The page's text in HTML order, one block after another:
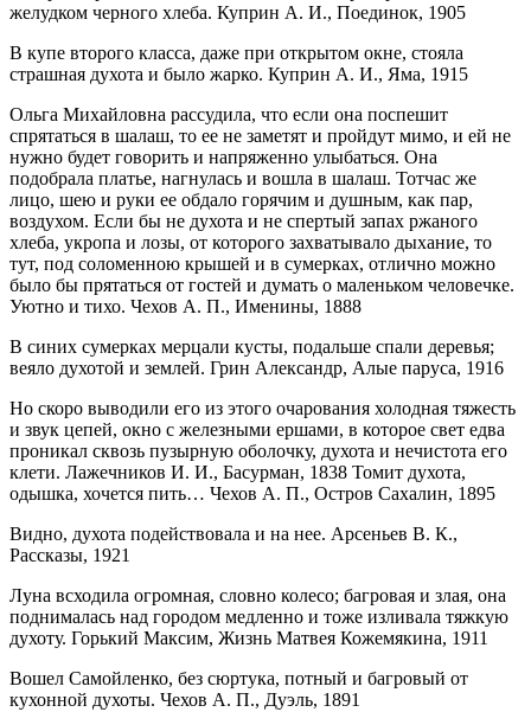
желудком черного хлеба. Куприн А. И., Поединок, 1905
В купе второго класса, даже при открытом окне, стояла
страшная духота и было жарко. Куприн А. И., Яма, 1915
Ольга Михайловна рассудила, что если она поспешит
спрятаться в шалаш, то ее не заметят и пройдут мимо, и ей не
нужно будет говорить и напряженно улыбаться. Она
подобрала платье, нагнулась и вошла в шалаш. Тотчас же
лицо, шею и руки ее обдало горячим и душным, как пар,
воздухом. Если бы не духота и не спертый запах ржаного
хлеба, укропа и лозы, от которого захватывало дыхание, то
тут, под соломенною крышей и в сумерках, отлично можно
было бы прятаться от гостей и думать о маленьком человечке.
Уютно и тихо. Чехов А. П., Именины, 1888
В синих сумерках мерцали кусты, подальше спали деревья;
веяло духотой и землей. Грин Александр, Алые паруса, 1916
Но скоро выводили его из этого очарования холодная тяжесть
и звук цепей, окно с железными ершами, в которое свет едва
проникал сквозь пузырную оболочку, духота и нечистота его
клети. Лажечников И. И., Басурман, 1838 Томит духота,
одышка, хочется пить… Чехов А. П., Остров Сахалин, 1895
Видно, духота подействовала и на нее. Арсеньев В. К.,
Рассказы, 1921
Луна всходила огромная, словно колесо; багровая и злая, она
поднималась над городом медленно и тоже изливала тяжкую
духоту. Горький Максим, Жизнь Матвея Кожемякина, 1911
Вошел Самойленко, без сюртука, потный и багровый от
кухонной духоты. Чехов А. П., Дуэль, 1891